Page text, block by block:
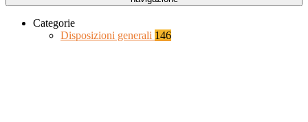
Categorie
Disposizioni generali 146